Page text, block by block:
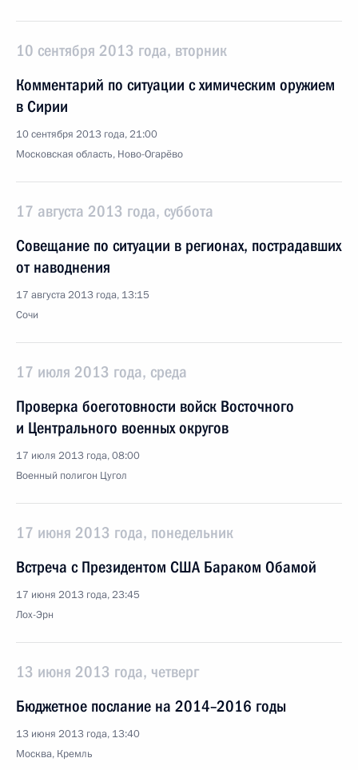
10 сентября 2013 года, вторник
Комментарий по ситуации с химическим оружием
в Сирии
10 сентября 2013 года, 21:00
Московская область, Ново-Огарёво
17 августа 2013 года, суббота
Совещание по ситуации в регионах, пострадавших
от наводнения
17 августа 2013 года, 13:15
Сочи
17 июля 2013 года, среда
Проверка боеготовности войск Восточного
и Центрального военных округов
17 июля 2013 года, 08:00
Военный полигон Цугол
17 июня 2013 года, понедельник
Встреча с Президентом США Бараком Обамой
17 июня 2013 года, 23:45
Лох-Эрн
13 июня 2013 года, четверг
Бюджетное послание на 2014–2016 годы
13 июня 2013 года, 13:40
Москва, Кремль